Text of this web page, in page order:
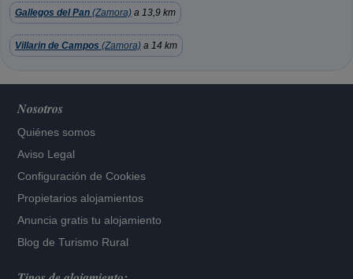
Gallegos del Pan (Zamora) a 13,9 km
Villarin de Campos (Zamora) a 14 km
Nosotros
Quiénes somos
Aviso Legal
Configuración de Cookies
Propietarios alojamientos
Anuncia gratis tu alojamiento
Blog de Turismo Rural